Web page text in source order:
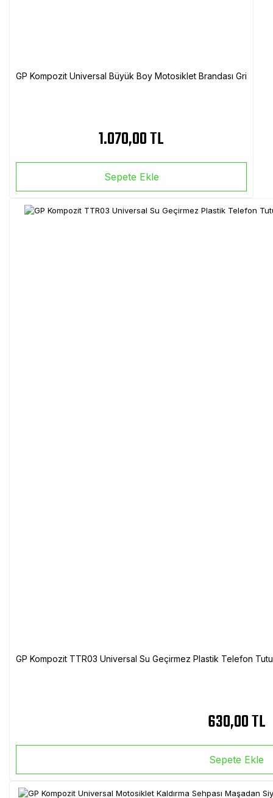
GP Kompozit Universal Büyük Boy Motosiklet Brandası Gri
1.070,00 TL
Sepete Ekle
GP Kompozit TTR03 Universal Su Geçirmez Plastik Telefon
630,00 TL
Sepete Ekle